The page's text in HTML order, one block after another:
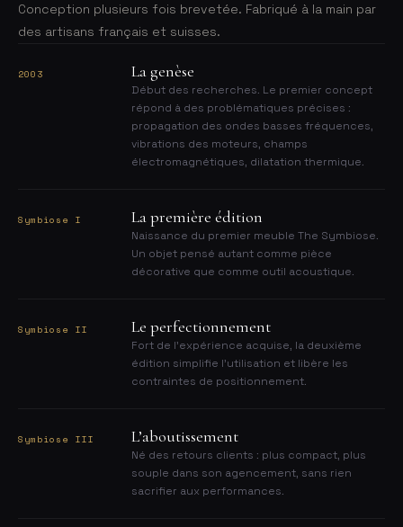
Conception plusieurs fois brevetée. Fabriqué à la main par
des artisans français et suisses.
2003 La genèse
Début des recherches. Le premier concept
répond à des problématiques précises :
propagation des ondes basses fréquences,
vibrations des moteurs, champs
électromagnétiques, dilatation thermique.
Symbiose I La première édition
Naissance du premier meuble The Symbiose.
Un objet pensé autant comme pièce
décorative que comme outil acoustique.
Symbiose II Le perfectionnement
Fort de l’expérience acquise, la deuxième
édition simplifie l’utilisation et libère les
contraintes de positionnement.
Symbiose III L’aboutissement
Né des retours clients : plus compact, plus
souple dans son agencement, sans rien
sacrifier aux performances.